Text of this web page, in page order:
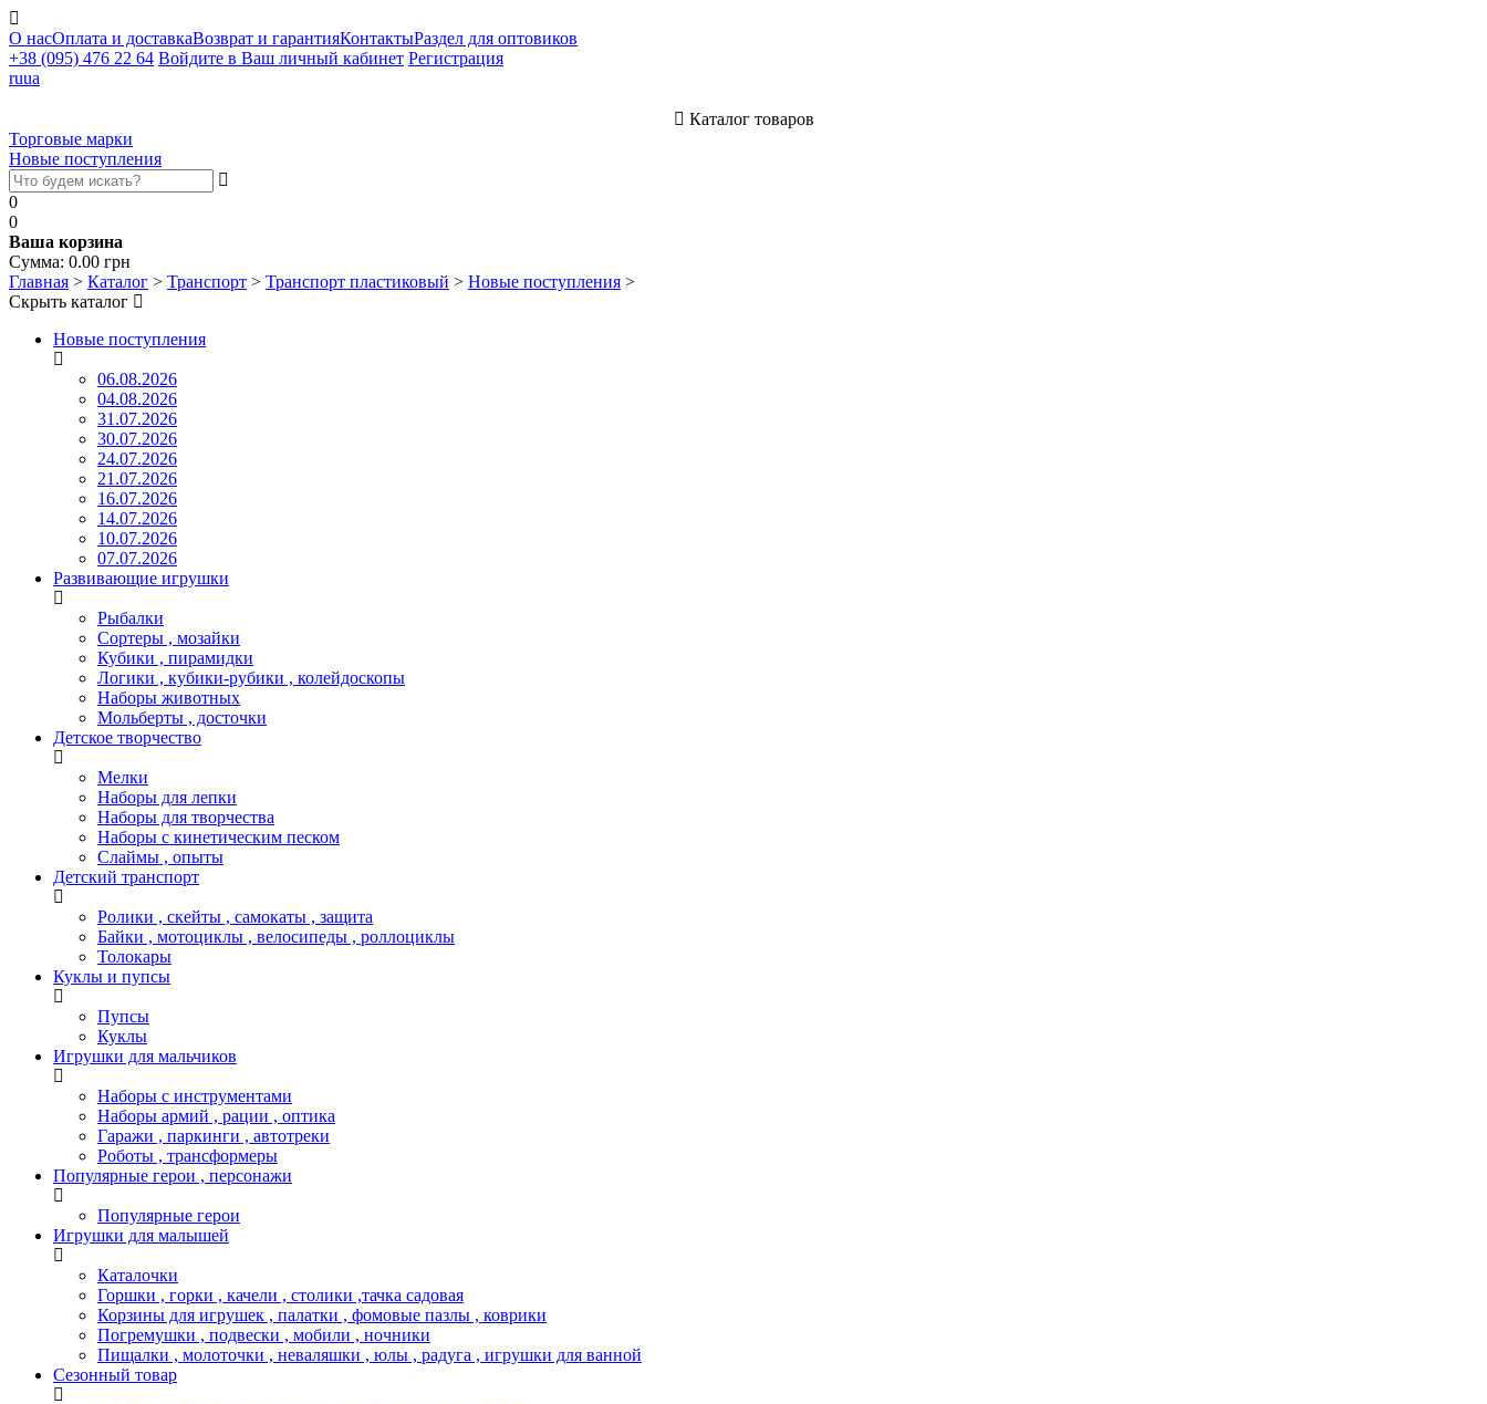
О насОплата и доставкаВозврат и гарантияКонтактыРаздел для оптовиков
+38 (095) 476 22 64 Войдите в Ваш личный кабинет Регистрация
ruua
Каталог товаров
Торговые марки
Новые поступления
0
0
Ваша корзина
Сумма: 0.00 грн
Главная > Каталог > Транспорт > Транспорт пластиковый > Новые поступления >
Скрыть каталог
Новые поступления
06.08.2026
04.08.2026
31.07.2026
30.07.2026
24.07.2026
21.07.2026
16.07.2026
14.07.2026
10.07.2026
07.07.2026
Развивающие игрушки
Рыбалки
Сортеры , мозайки
Кубики , пирамидки
Логики , кубики-рубики , колейдоскопы
Наборы животных
Мольберты , досточки
Детское творчество
Мелки
Наборы для лепки
Наборы для творчества
Наборы с кинетическим песком
Слаймы , опыты
Детский транспорт
Ролики , скейты , самокаты , защита
Байки , мотоциклы , велосипеды , роллоциклы
Толокары
Куклы и пупсы
Пупсы
Куклы
Игрушки для мальчиков
Наборы с инструментами
Наборы армий , рации , оптика
Гаражи , паркинги , автотреки
Роботы , трансформеры
Популярные герои , персонажи
Популярные герои
Игрушки для малышей
Каталочки
Горшки , горки , качели , столики ,тачка садовая
Корзины для игрушек , палатки , фомовые пазлы , коврики
Погремушки , подвески , мобили , ночники
Пищалки , молоточки , неваляшки , юлы , радуга , игрушки для ванной
Сезонный товар